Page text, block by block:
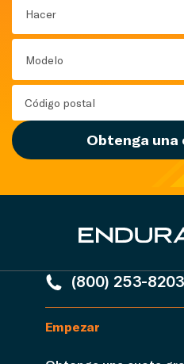
Hacer
Modelo
Obtenga
(800) 253-8203
Empezar